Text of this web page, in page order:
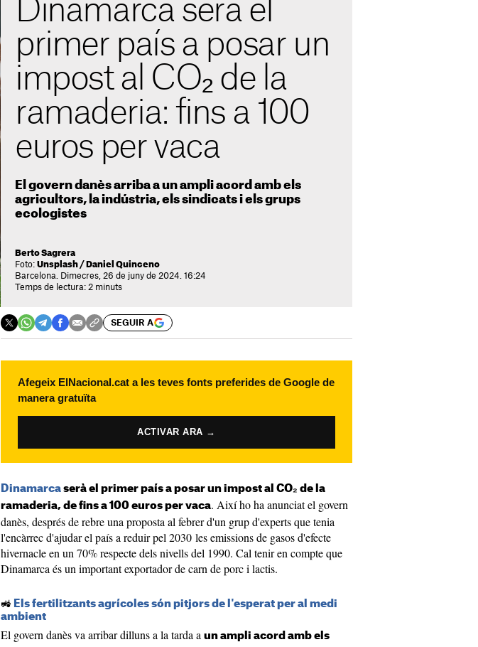
Dinamarca serà el
primer país a posar un
impost al CO₂ de la
ramaderia: fins a 100
euros per vaca
El govern danès arriba a un ampli acord amb els
agricultors, la indústria, els sindicats i els grups
ecologistes
Berto Sagrera
Foto: Unsplash / Daniel Quinceno
Barcelona. Dimecres, 26 de juny de 2024. 16:24
Temps de lectura: 2 minuts
SEGUIR A
Afegeix ElNacional.cat a les teves fonts preferides de Google de
manera gratuïta
ACTIVAR ARA →
Dinamarca serà el primer país a posar un impost al CO₂ de la
ramaderia, de fins a 100 euros per vaca. Així ho ha anunciat el govern
danès, després de rebre una proposta al febrer d'un grup d'experts que tenia
l'encàrrec d'ajudar el país a reduir pel 2030 les emissions de gasos d'efecte
hivernacle en un 70% respecte dels nivells del 1990. Cal tenir en compte que
Dinamarca és un important exportador de carn de porc i lactis.
🚜 Els fertilitzants agrícoles són pitjors de l'esperat per al medi
ambient
El govern danès va arribar dilluns a la tarda a un ampli acord amb els